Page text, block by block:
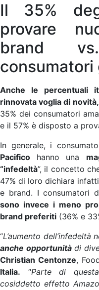
Il 35%
provare
brand
consumatori
Anche le percentuali
rinnovata voglia di
35% dei consumatori
e il 57% è disposto a
In generale, i
Pacifico hanno una
“infedeltà”, il concetto
47% di loro dichiara
e brand. I consumatori
sono invece i meno
brand preferiti (36% e
“L’aumento dell’infedeltà
anche opportunitàdi
Christian Centonze,
Italia. “Parte di
cosiddetto effetto